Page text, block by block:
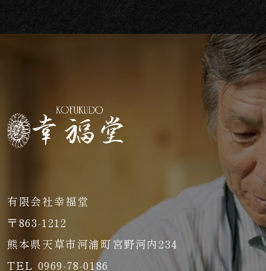
有限会社幸福堂
〒863-1212
熊本県天草市河浦町宮野河内234
TEL 0969-78-0186